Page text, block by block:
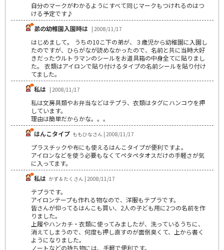
自分のマークがわかるようにすべて同じマークもつけれるのはつ
ける予定です♪
弟の幼稚園入園時は | 2008/11/17
はじめまして。 うちの10こ下の弟が、３歳児から幼稚園に入園し
たのですが、ひらがなが読めなかったので、名前と共に当時大好
きだったウルトラマンのシールをお道具箱の中身全てに貼りまし
た。 衣類はアイロンで貼り付けるタイプの名前シールを貼り付け
てました。
私は | 2008/11/17
私は文房具類やお弁当などはテプラ、衣類はタグにハンコウを押
しています。
理由は簡単だからかな。。。
はんこタイプ ももひなさん | 2008/11/17
プラスチックや布にも使えるはんこタイプが便利ですよ。
アイロンなどを使う必要もなくてペタペタオスだけの手軽さが気
に入ってます。
私は かず＆たくさん | 2008/11/17
テプラです。
アイロンテープも作れる物なので、洋服もテプラです。
皆さんが仰ってるはんこも買い、2人の子ども用に2つの名前を作
りました。
上履やハンカチ・衣類に使ってみましたが、洗っているうちに、
消えてしまうので、何度も押し直すのが面倒臭くて、上から書く
ようになりました。
ノートなどの持ち物には、手軽で便利です。